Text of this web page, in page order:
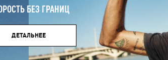
БЕЗ ГРАНИЦ
ДЕТАЛЬНЕЕ